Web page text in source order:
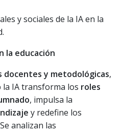
y sociales de la IA en la
la educación
docentes y metodológicas,
IA transforma los roles
, impulsa la
y redefine los
analizan las